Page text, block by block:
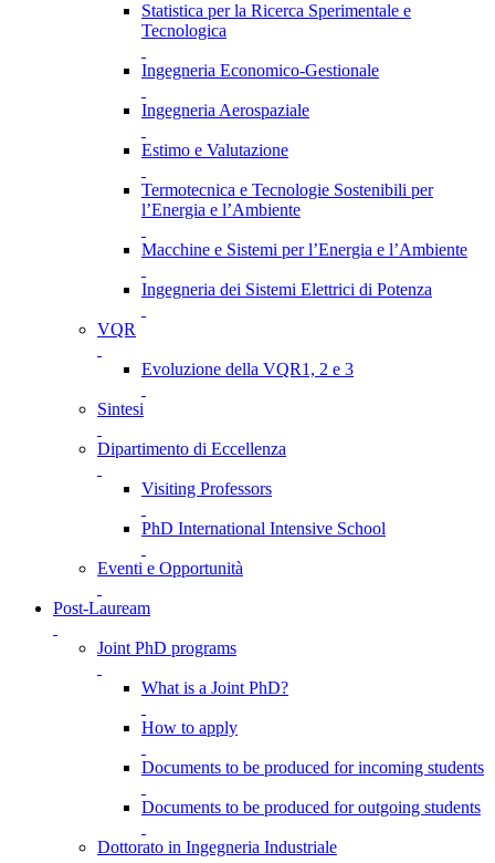
Statistica per la Ricerca Sperimentale e
Tecnologica
Ingegneria Economico-Gestionale
Ingegneria Aerospaziale
Estimo e Valutazione
Termotecnica e Tecnologie Sostenibili per
l’Energia e l’Ambiente
Macchine e Sistemi per l’Energia e l’Ambiente
Ingegneria dei Sistemi Elettrici di Potenza
VQR
Evoluzione della VQR1, 2 e 3
Sintesi
Dipartimento di Eccellenza
Visiting Professors
PhD International Intensive School
Eventi e Opportunità
Post-Lauream
Joint PhD programs
What is a Joint PhD?
How to apply
Documents to be produced for incoming students
Documents to be produced for outgoing students
Dottorato in Ingegneria Industriale